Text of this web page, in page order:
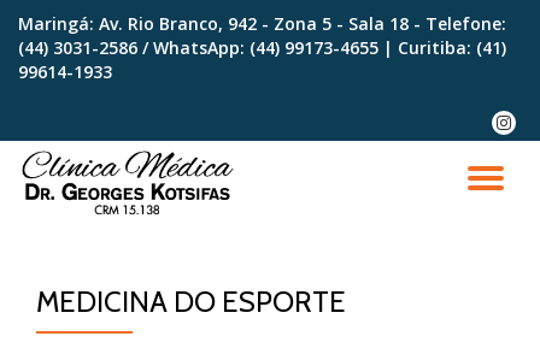
Skip
Maringá: Av. Rio Branco, 942 - Zona 5 - Sala 18 - Telefone:
(44) 3031-2586 / WhatsApp: (44) 99173-4655 | Curitiba: (41)
99614-1933
MEDICINA DO ESPORTE